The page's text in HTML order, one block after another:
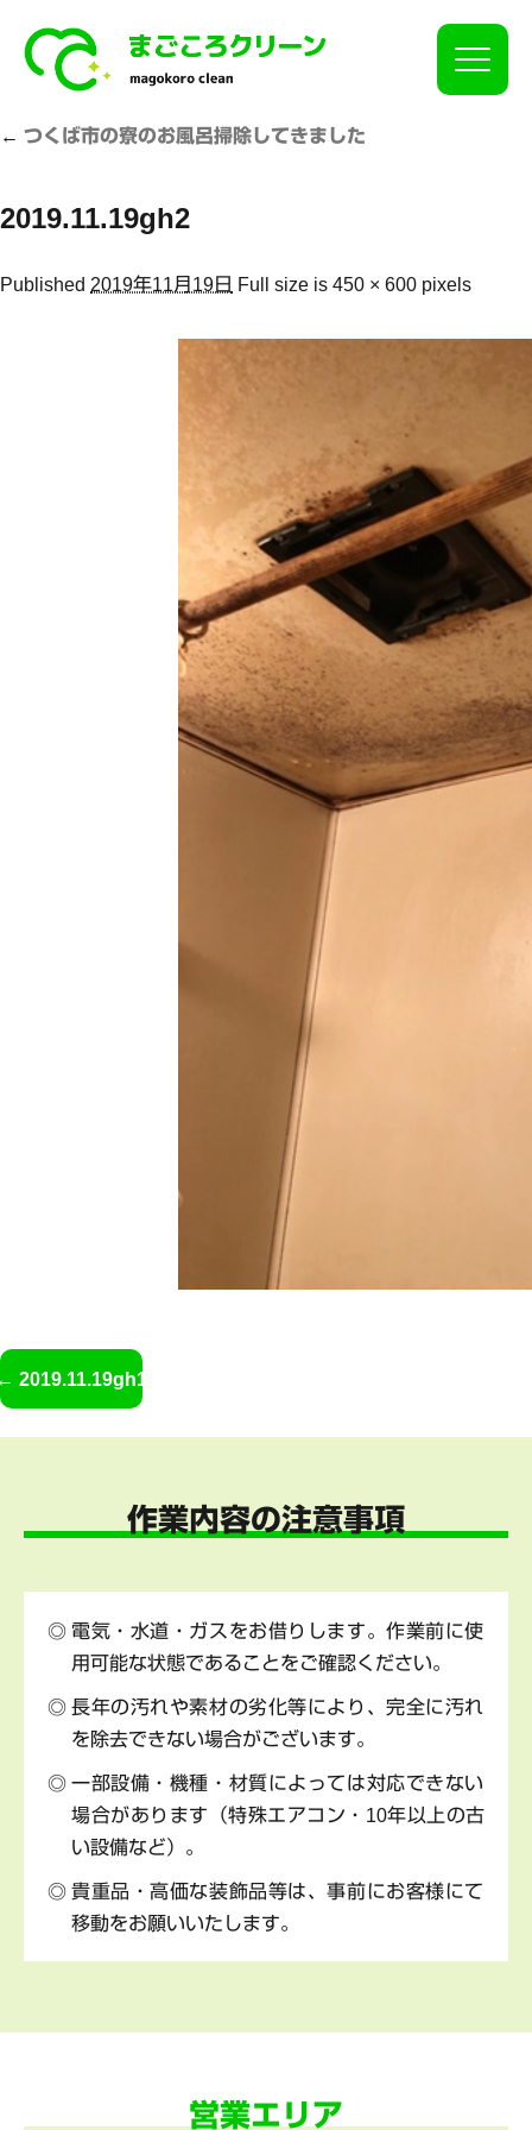
Click
← つくば市の寮のお風呂掃除してきました
2019.11.19gh2
Published 2019年11月19日 Full size is 450 × 600 pixels
2019.11.19gh1
作業内容の注意事項
電気・水道・ガスをお借りします。作業前に使
用可能な状態であることをご確認ください。
長年の汚れや素材の劣化等により、完全に汚れ
を除去できない場合がございます。
一部設備・機種・材質によっては対応できない
場合があります（特殊エアコン・10年以上の古
い設備など）。
貴重品・高価な装飾品等は、事前にお客様にて
移動をお願いいたします。
営業エリア